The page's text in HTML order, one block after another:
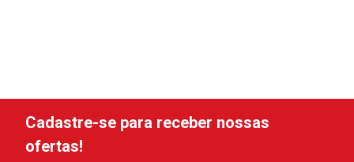
Cadastre-se para receber nossas
ofertas!